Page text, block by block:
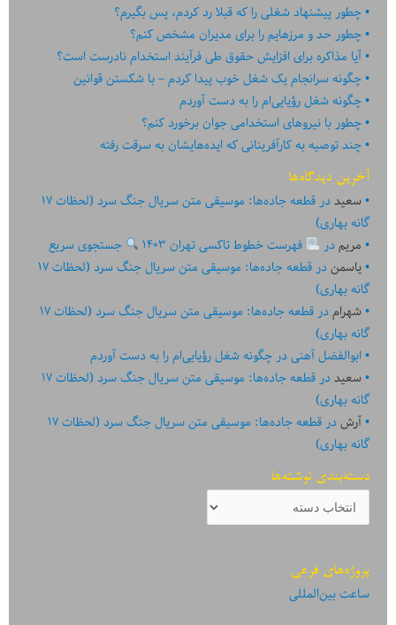
چطور پیشنهاد شغلی را که قبلا رد کردم، پس بگیرم؟
چطور حد و مرزهایم را برای مدیران مشخص کنم؟
آیا مذاکره برای افزایش حقوق طی فرآیند استخدام نادرست است؟
چگونه سرانجام یک شغل خوب پیدا کردم – با شکستن قوانین
چگونه شغل رؤیایی‌ام را به دست آوردم
چطور با نیروهای استخدامی جوان برخورد کنم؟
چند توصیه به کارآفرینانی که ایده‏‏‌‏‏‌هایشان به سرقت رفته
آخرین دیدگاه‌ها
سعیددر
قطعه جاده‌ها: موسیقی متن سریال جنگ سرد (لحظات ۱۷
گانه بهاری)
مریمدر فهرست خطوط تاکسی تهران ۱۴۰۳
جستجوی سریع
یاسمندر
قطعه جاده‌ها: موسیقی متن سریال جنگ سرد (لحظات ۱۷
گانه بهاری)
شهرامدر
قطعه جاده‌ها: موسیقی متن سریال جنگ سرد (لحظات ۱۷
گانه بهاری)
ابوالفضل آهنیدر چگونه شغل رؤیایی‌ام را به دست آوردم
سعیددر
قطعه جاده‌ها: موسیقی متن سریال جنگ سرد (لحظات ۱۷
گانه بهاری)
آرشدر
قطعه جاده‌ها: موسیقی متن سریال جنگ سرد (لحظات ۱۷
گانه بهاری)
دسته‌بندی نوشته‌ها
دسته‌بندی
نوشته‌ها
پروژه‌های فرعی
ساعت بین‌المللی